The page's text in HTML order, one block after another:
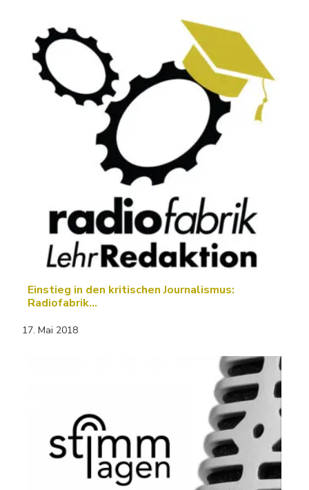
Einstieg in den kritischen Journalismus:
Radiofabrik…
17. Mai 2018